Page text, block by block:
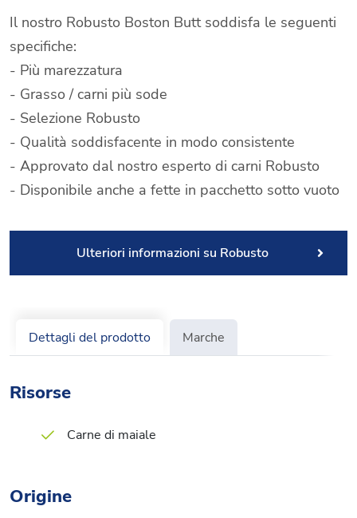
Il nostro Robusto Boston Butt soddisfa le seguenti
specifiche:
- Più marezzatura
- Grasso / carni più sode
- Selezione Robusto
- Qualità soddisfacente in modo consistente
- Approvato dal nostro esperto di carni Robusto
- Disponibile anche a fette in pacchetto sotto vuoto
Ulteriori informazioni su Robusto
Dettagli del prodotto Marche
Risorse
Carne di maiale
Origine